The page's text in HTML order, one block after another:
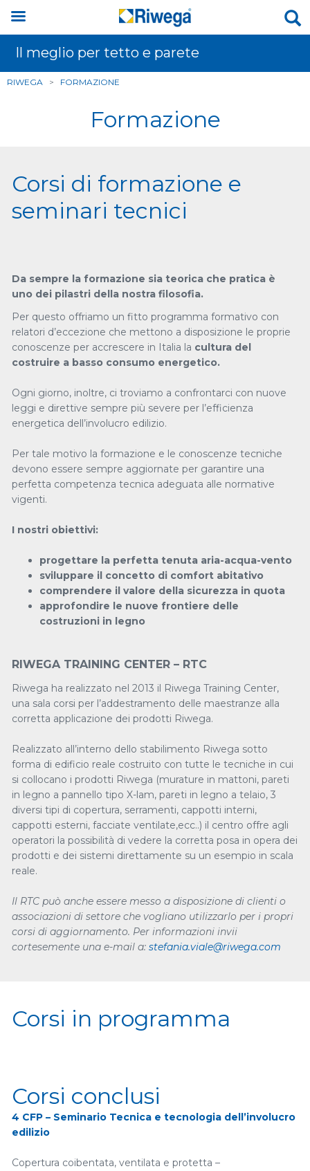
Il meglio per tetto e parete
RIWEGA > FORMAZIONE
Formazione
Corsi di formazione e
seminari tecnici
Da sempre la formazione sia teorica che pratica è
uno dei pilastri della nostra filosofia.
Per questo offriamo un fitto programma formativo con
relatori d’eccezione che mettono a disposizione le proprie
conoscenze per accrescere in Italia la cultura del
costruire a basso consumo energetico.
Ogni giorno, inoltre, ci troviamo a confrontarci con nuove
leggi e direttive sempre più severe per l’efficienza
energetica dell’involucro edilizio.
Per tale motivo la formazione e le conoscenze tecniche
devono essere sempre aggiornate per garantire una
perfetta competenza tecnica adeguata alle normative
vigenti.
I nostri obiettivi:
progettare la perfetta tenuta aria-acqua-vento
sviluppare il concetto di comfort abitativo
comprendere il valore della sicurezza in quota
approfondire le nuove frontiere delle
costruzioni in legno
RIWEGA TRAINING CENTER – RTC
Riwega ha realizzato nel 2013 il Riwega Training Center,
una sala corsi per l’addestramento delle maestranze alla
corretta applicazione dei prodotti Riwega.
Realizzato all’interno dello stabilimento Riwega sotto
forma di edificio reale costruito con tutte le tecniche in cui
si collocano i prodotti Riwega (murature in mattoni, pareti
in legno a pannello tipo X-lam, pareti in legno a telaio, 3
diversi tipi di copertura, serramenti, cappotti interni,
cappotti esterni, facciate ventilate,ecc..) il centro offre agli
operatori la possibilità di vedere la corretta posa in opera dei
prodotti e dei sistemi direttamente su un esempio in scala
reale.
Il RTC può anche essere messo a disposizione di clienti o
associazioni di settore che vogliano utilizzarlo per i propri
corsi di aggiornamento. Per informazioni invii
cortesemente una e-mail a: stefania.viale@riwega.com
Corsi in programma
Corsi conclusi
4 CFP – Seminario Tecnica e tecnologia dell’involucro
edilizio
Copertura coibentata, ventilata e protetta –